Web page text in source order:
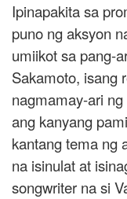
Ipinapakita sa
puno ng aksyon
umiikot sa pang-
Sakamoto, isang
nagmamay-ari
ang kanyang
kantang tema ng
na isinulat at
songwriter na si